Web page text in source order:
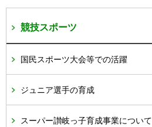
競技スポーツ
国民スポーツ大会等での活躍
ジュニア選手の育成
スーパー讃岐っ子育成事業について